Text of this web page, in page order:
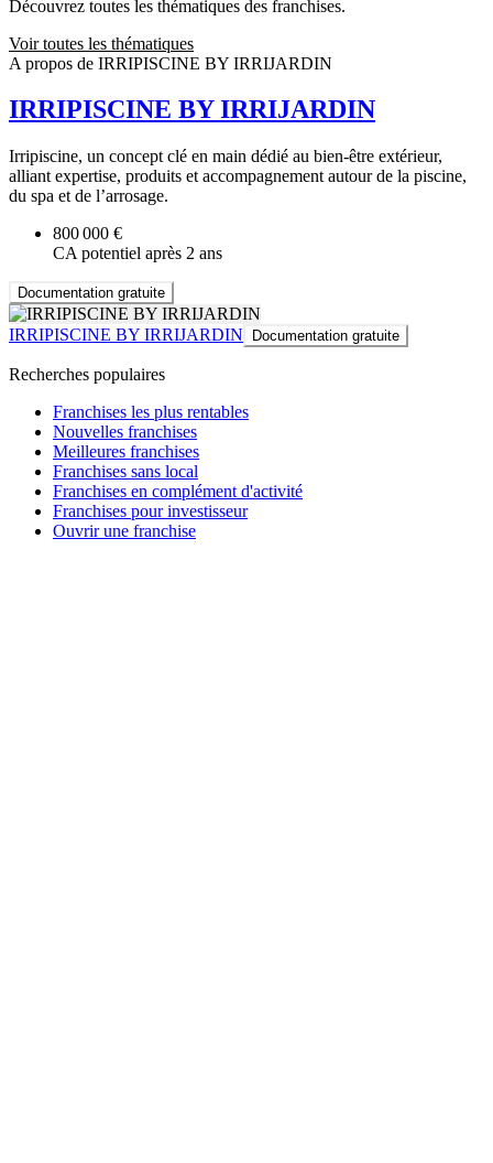
Découvrez toutes les thématiques des franchises.
Voir toutes les thématiques
A propos de IRRIPISCINE BY IRRIJARDIN
IRRIPISCINE BY IRRIJARDIN
Irripiscine, un concept clé en main dédié au bien-être extérieur,
alliant expertise, produits et accompagnement autour de la piscine,
du spa et de l’arrosage.
800 000 €
CA potentiel après 2 ans
Documentation gratuite
IRRIPISCINE BY IRRIJARDIN Documentation gratuite
Recherches populaires
Franchises les plus rentables
Nouvelles franchises
Meilleures franchises
Franchises sans local
Franchises en complément d'activité
Franchises pour investisseur
Ouvrir une franchise